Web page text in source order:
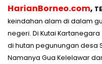
HarianBorneo.com,
keindahan alam di dalam
negeri. Di Kutai
di hutan pegunungan desa
Namanya Gua Kelelawar